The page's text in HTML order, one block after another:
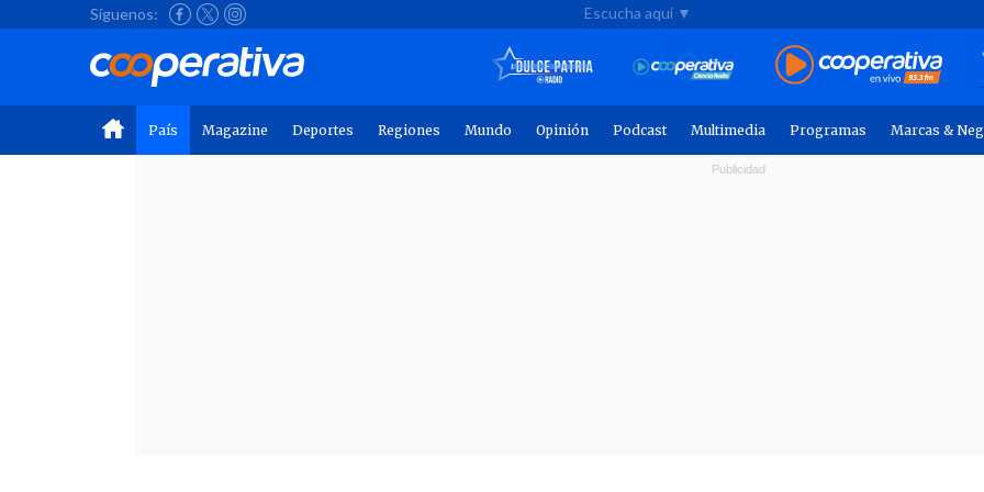
Síguenos: Escucha aquí ▼
País Magazine Deportes Regiones Mundo Opinión Podcast Multimedia Programas Marcas &